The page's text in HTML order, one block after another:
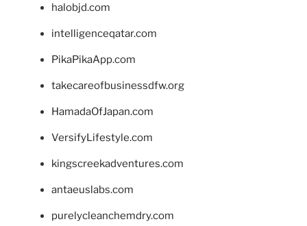
halobjd.com
intelligenceqatar.com
PikaPikaApp.com
takecareofbusinessdfw.org
HamadaOfJapan.com
VersifyLifestyle.com
kingscreekadventures.com
antaeuslabs.com
purelycleanchemdry.com